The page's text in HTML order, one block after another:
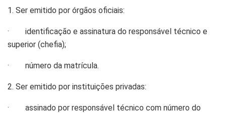
1. Ser emitido por órgãos oficiais:
· identificação e assinatura do responsável técnico e
superior (chefia);
· número da matrícula.
2. Ser emitido por instituições privadas:
· assinado por responsável técnico com número do